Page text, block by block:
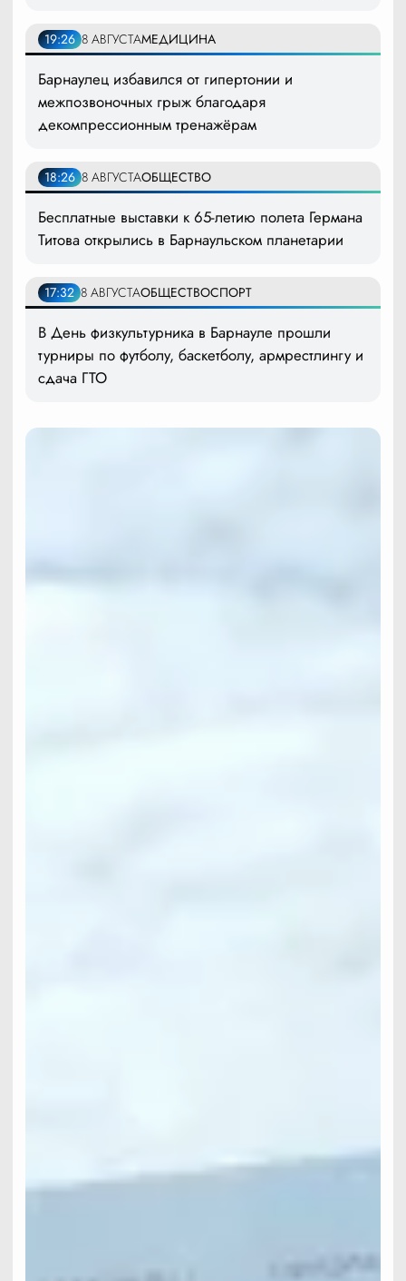
19:26 8 АВГУСТАМЕДИЦИНА
Барнаулец избавился от гипертонии и
межпозвоночных грыж благодаря
декомпрессионным тренажёрам
18:26 8 АВГУСТАОБЩЕСТВО
Бесплатные выставки к 65-летию полета Германа
Титова открылись в Барнаульском планетарии
17:32 8 АВГУСТАОБЩЕСТВОСПОРТ
В День физкультурника в Барнауле прошли
турниры по футболу, баскетболу, армрестлингу и
сдача ГТО